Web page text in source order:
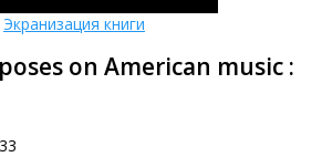
Экранизация книги
on American music :